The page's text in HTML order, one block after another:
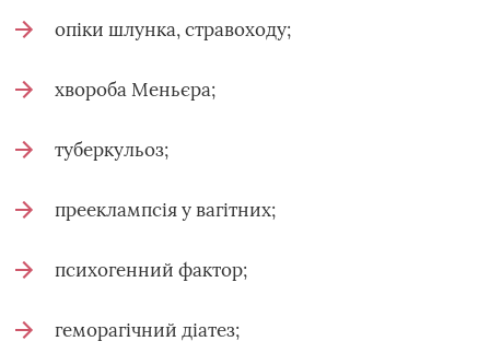
опіки шлунка, стравоходу;
хвороба Меньєра;
туберкульоз;
прееклампсія у вагітних;
психогенний фактор;
геморагічний діатез;